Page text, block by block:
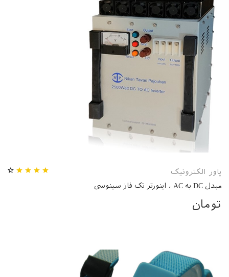
پاور الکترونیک
مبدل DC به AC ، اینورتر تک فاز سینوسی
تومان